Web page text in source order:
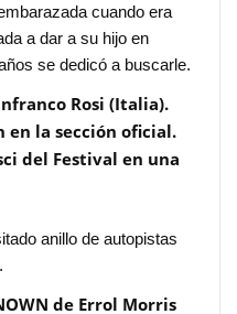
cuando era
a dar a su hijo en
se dedicó a buscarle.
Rosi (Italia).
la sección oficial.
del Festival en una
anillo de autopistas
de Errol Morris